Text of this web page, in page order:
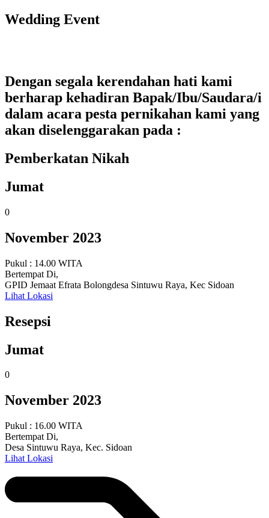
Wedding Event
Dengan segala kerendahan hati kami
berharap kehadiran Bapak/Ibu/Saudara/i
dalam acara pesta pernikahan kami yang
akan diselenggarakan pada :
Pemberkatan Nikah
Jumat
0
November 2023
Pukul : 14.00 WITA
Bertempat Di,
GPID Jemaat Efrata Bolongdesa Sintuwu Raya, Kec Sidoan
Lihat Lokasi
Resepsi
Jumat
0
November 2023
Pukul : 16.00 WITA
Bertempat Di,
Desa Sintuwu Raya, Kec. Sidoan
Lihat Lokasi